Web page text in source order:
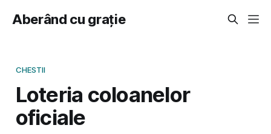
Aberând cu grație
CHESTII
Loteria coloanelor
oficiale